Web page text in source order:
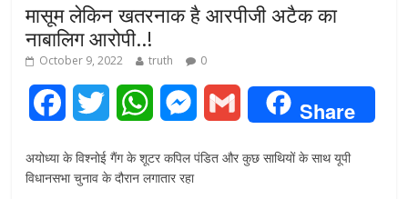
मासूम लेकिन खतरनाक है आरपीजी अटैक का
नाबालिग आरोपी..!
October 9, 2022 truth 0
c
i
W
a
M
Share
अयोध्या के विश्नोई गैंग के शूटर कपिल पंडित और कुछ साथियों के साथ यूपी
विधानसभा चुनाव के दौरान लगातार रहा